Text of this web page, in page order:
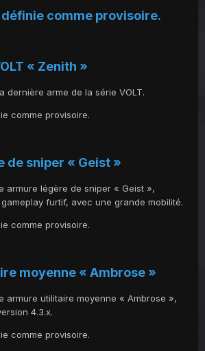
comme provisoire.
« Zenith »
dernière arme de la série VOLT.
comme provisoire.
de sniper « Geist »
armure légère de sniper « Geist »,
furtif, avec une grande mobilité.
comme provisoire.
moyenne « Ambrose »
armure utilitaire moyenne « Ambrose »,
4.3.x.
comme provisoire.